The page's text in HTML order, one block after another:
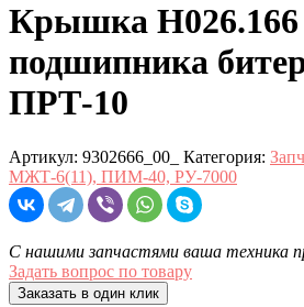
Крышка Н026.166
подшипника
ПРТ-10
Артикул: 9302666_00_ Категория:
МЖТ-6(11), ПИМ-40, РУ-7000
С нашими запчастями ваша техника
Задать вопрос по товару
Заказать в один клик